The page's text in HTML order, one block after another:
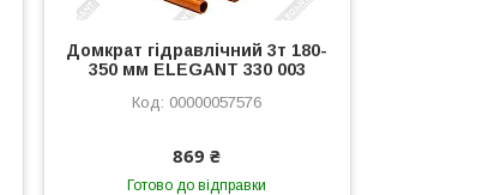
Домкрат гідравлічний 3т 180-
350 мм ELEGANT 330 003
00000057576
869 ₴
Готово до відправки